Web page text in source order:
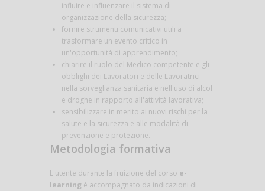
influire e influenzare il sistema di
organizzazione della sicurezza;
fornire strumenti comunicativi utili a
trasformare un evento critico in
un'opportunità di apprendimento;
chiarire il ruolo del Medico competente e gli
obblighi dei Lavoratori e delle Lavoratrici
nella sorveglianza sanitaria e nell'uso di alcol
e droghe in rapporto all'attività lavorativa;
sensibilizzare in merito ai nuovi rischi per la
salute e la sicurezza e alle modalità di
prevenzione e protezione.
Metodologia formativa
L'utente durante la fruizione del corso e-
learning è accompagnato da indicazioni di